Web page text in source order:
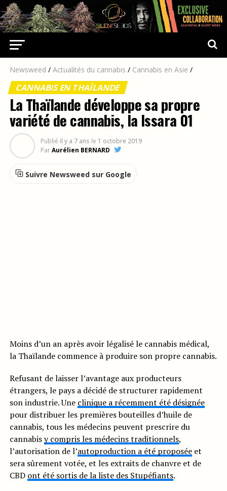
Newsweed / Actualités du cannabis / Cannabis en Asie /
CANNABIS EN THAÏLANDE
La Thaïlande développe sa propre
variété de cannabis, la Issara 01
Publié il y a 7 ans le 1 octobre 2019
ParAurélien BERNARD
Suivre Newsweed sur Google
Moins d’un an après avoir légalisé le cannabis médical,
la Thaïlande commence à produire son propre cannabis.
Refusant de laisser l’avantage aux producteurs
étrangers, le pays a décidé de structurer rapidement
son industrie. Une clinique a récemment été désignée
pour distribuer les premières bouteilles d’huile de
cannabis, tous les médecins peuvent prescrire du
cannabisy compris les médecins traditionnels,
l’autorisation de l’autoproduction a été proposéeet
sera sûrement votée, et les extraits de chanvre et de
CBD ont été sortis de la liste des Stupéfiants.